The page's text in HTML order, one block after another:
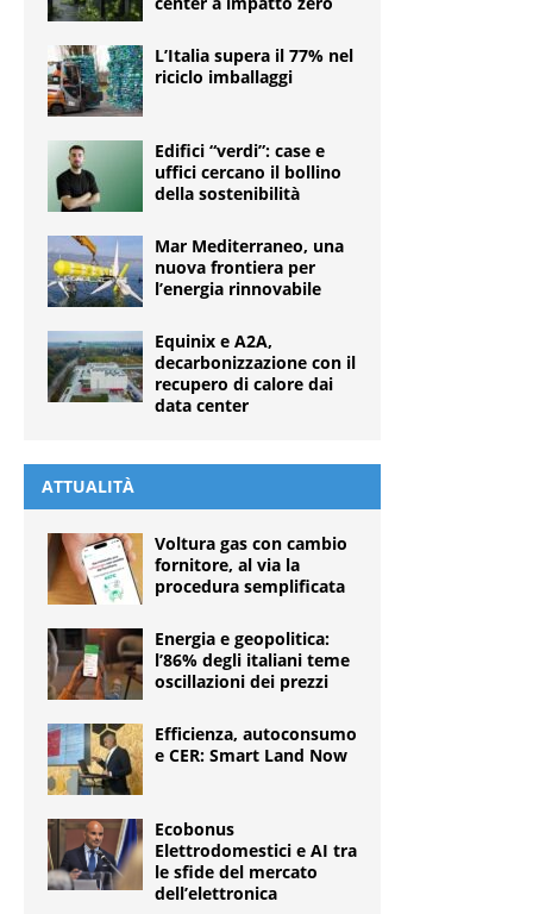
L’Italia supera il 77% nel
riciclo imballaggi
Edifici “verdi”: case e
uffici cercano il bollino
della sostenibilità
Mar Mediterraneo, una
nuova frontiera per
l’energia rinnovabile
Equinix e A2A,
decarbonizzazione con il
recupero di calore dai
data center
ATTUALITÀ
Voltura gas con cambio
fornitore, al via la
procedura semplificata
Energia e geopolitica:
l’86% degli italiani teme
oscillazioni dei prezzi
Efficienza, autoconsumo
e CER: Smart Land Now
Ecobonus
Elettrodomestici e AI tra
le sfide del mercato
dell’elettronica